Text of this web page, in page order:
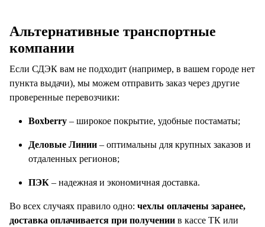
Альтернативные транспортные
компании
Если СДЭК вам не подходит (например, в вашем городе нет
пункта выдачи), мы можем отправить заказ через другие
проверенные перевозчики:
Boxberry – широкое покрытие, удобные постаматы;
Деловые Линии – оптимальны для крупных заказов и
отдаленных регионов;
ПЭК – надежная и экономичная доставка.
Во всех случаях правило одно: чехлы оплачены заранее,
доставка оплачивается при получении в кассе ТК или